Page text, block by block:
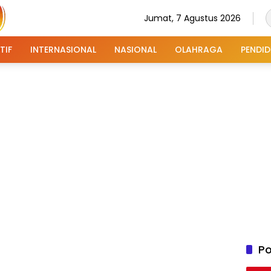
Jumat, 7 Agustus 2026
INTERNASIONAL NASIONAL OLAHRAGA